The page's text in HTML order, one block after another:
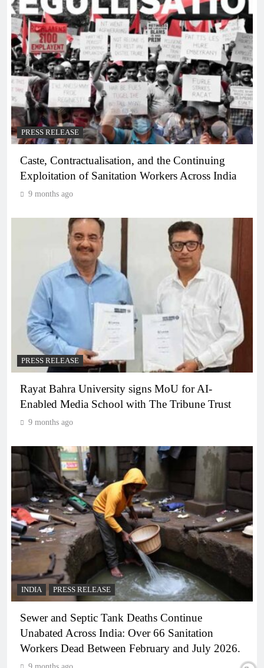
PRESS RELEASE
Caste, Contractualisation, and the Continuing
Exploitation of Sanitation Workers Across India
9 months ago
PRESS RELEASE
Rayat Bahra University signs MoU for AI-
Enabled Media School with The Tribune Trust
9 months ago
INDIA PRESS RELEASE
Sewer and Septic Tank Deaths Continue
Unabated Across India: Over 66 Sanitation
Workers Dead Between February and July 2026.